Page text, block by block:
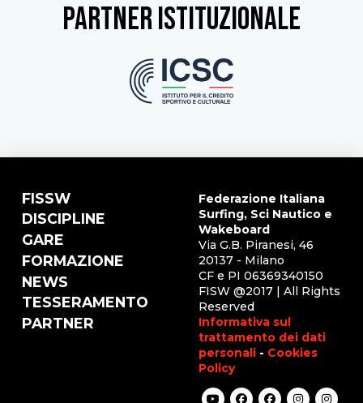
partner istituzionale
FISSW
DISCIPLINE
GARE
FORMAZIONE
NEWS
TESSERAMENTO
PARTNER
Federazione Italiana
Surfing, Sci Nautico e
Wakeboard
Via G.B. Piranesi, 46
20137 - Milano
CF e PI 06369340150
FISW @2017 | All Rights
Reserved
Informativa sul
trattamento dei dati
personali - Cookies
Policy